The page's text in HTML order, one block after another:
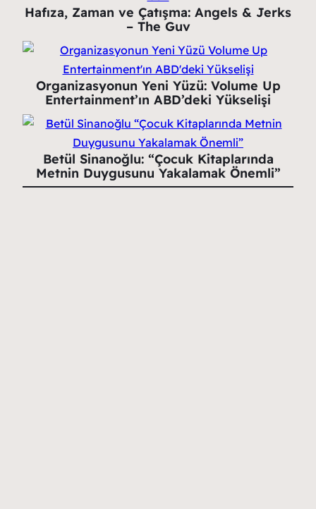
Hafıza, Zaman ve Çatışma: Angels & Jerks
– The Guv
Organizasyonun Yeni Yüzü: Volume Up
Entertainment’ın ABD’deki Yükselişi
Betül Sinanoğlu: “Çocuk Kitaplarında
Metnin Duygusunu Yakalamak Önemli”